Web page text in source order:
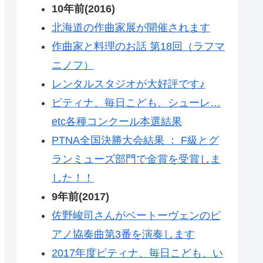
10年前(2016)
北海道の作曲家展が開催されます
作曲家と料理のお話 第18回（ラフマ
ニノフ）
レンタルスタジオが大好評です♪
ピティナ、毎日こども、シューレ…
etc各種コンクール本選結果
PTNA全国決勝大会結果 ： F級とグ
ランミューズ部門で金賞を受賞しま
した！！
9年前(2017)
佐野峻司さんがベートーヴェンのピ
アノ協奏曲第3番を演奏します
2017年度ピティナ、毎日こども、い